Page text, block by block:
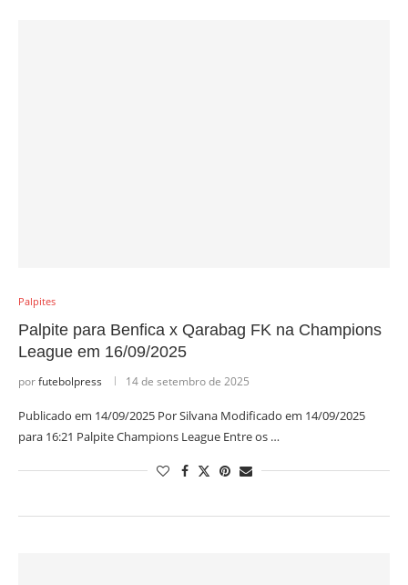
Palpites
Palpite para Benfica x Qarabag FK na Champions
League em 16/09/2025
porfutebolpress 14 de setembro de 2025
Publicado em 14/09/2025 Por Silvana Modificado em 14/09/2025
para 16:21 Palpite Champions League Entre os …